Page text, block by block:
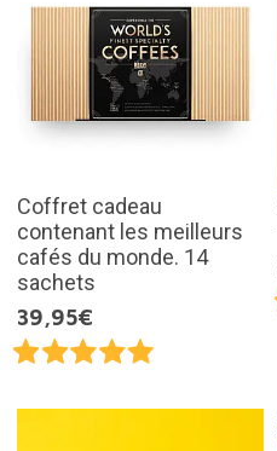
Coffret cadeau
contenant les meilleurs
cafés du monde. 14
sachets
39,95€